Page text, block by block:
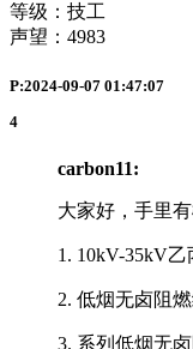
等级：技工
声望： 4983
P:2024-09-07 01:47:07
4
carbon11:
大家好，手里
1. 10kV-35kV
2. 低烟无卤阻
3. 系列低烟无